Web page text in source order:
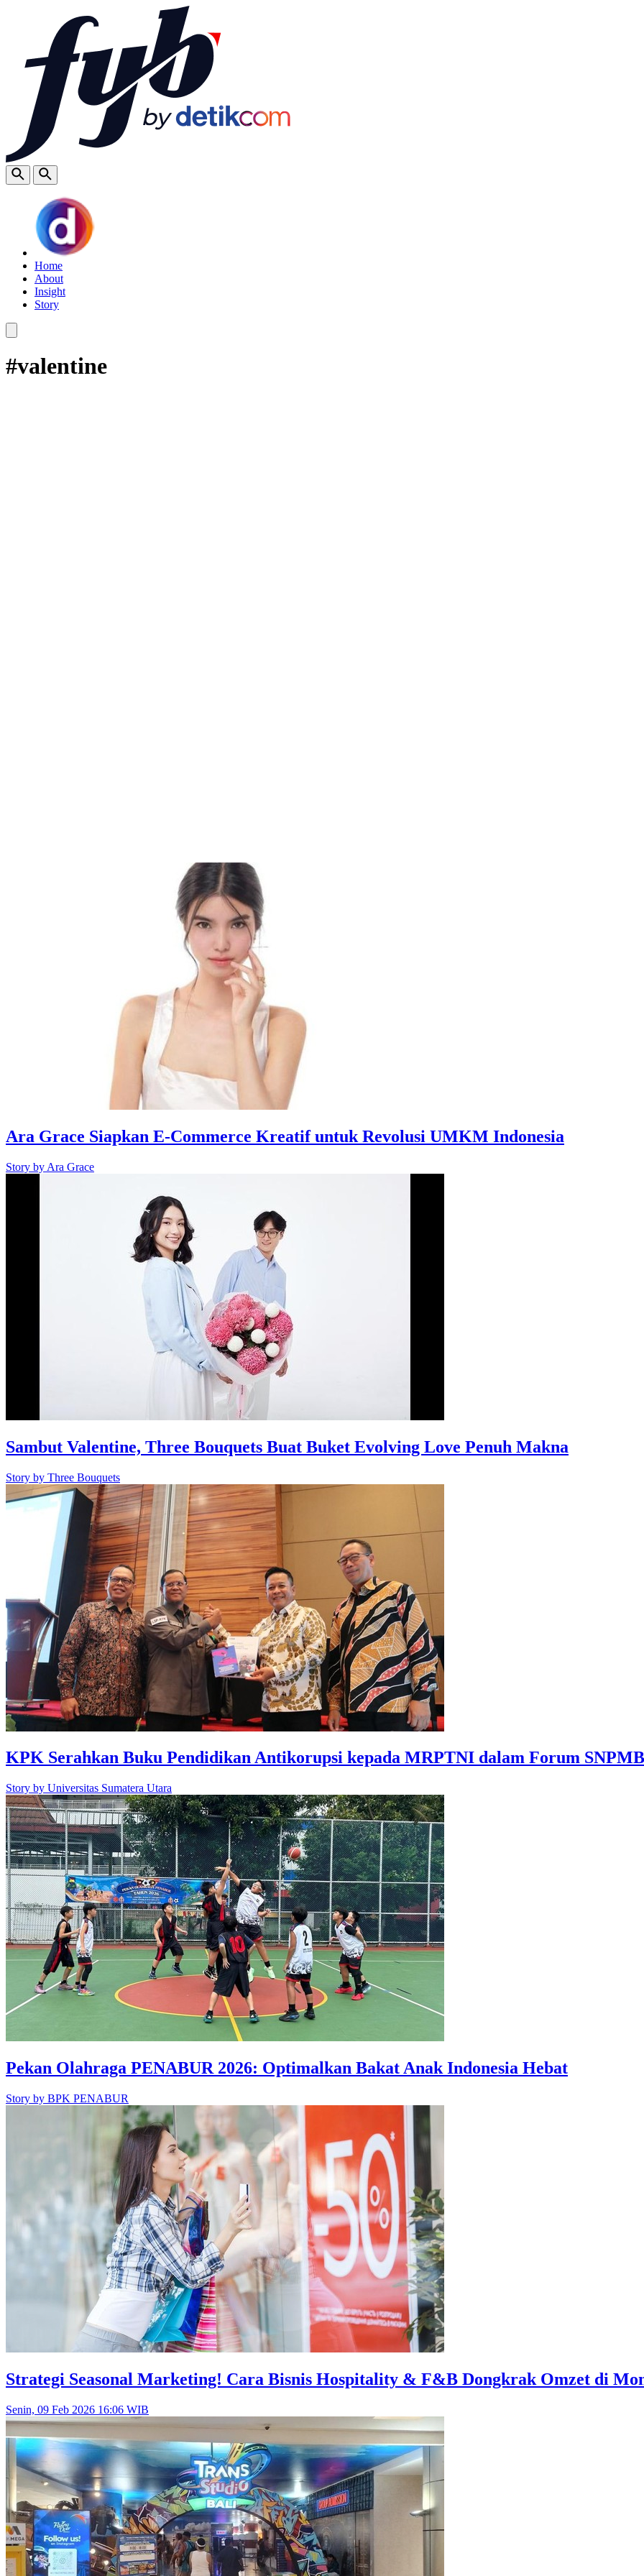
Home
About
Insight
Story
#valentine
Ara Grace Siapkan E-Commerce Kreatif untuk Revolusi UMKM Indonesia
Story by Ara Grace
Sambut Valentine, Three Bouquets Buat Buket Evolving Love Penuh Makna
Story by Three Bouquets
KPK Serahkan Buku Pendidikan Antikorupsi kepada MRPTNI dalam Forum
Story by Universitas Sumatera Utara
Pekan Olahraga PENABUR 2026: Optimalkan Bakat Anak Indonesia Hebat
Story by BPK PENABUR
Strategi Seasonal Marketing! Cara Bisnis Hospitality & F&B Dongkrak Omzet di
Senin, 09 Feb 2026 16:06 WIB